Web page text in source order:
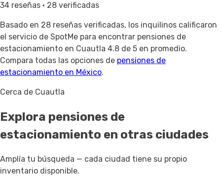
34 reseñas · 28 verificadas
Basado en 28 reseñas verificadas, los inquilinos calificaron
el servicio de SpotMe para encontrar pensiones de
estacionamiento en Cuautla 4.8 de 5 en promedio.
Compara todas las opciones de pensiones de
estacionamiento en México.
Cerca de Cuautla
Explora pensiones de
estacionamiento en otras ciudades
Amplía tu búsqueda — cada ciudad tiene su propio
inventario disponible.